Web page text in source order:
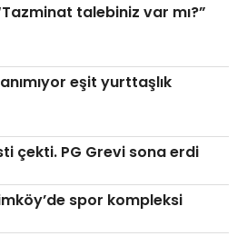
talebiniz var mı?”
eşit yurttaşlık
çekti. PG Grevi sona erdi
spor kompleksi